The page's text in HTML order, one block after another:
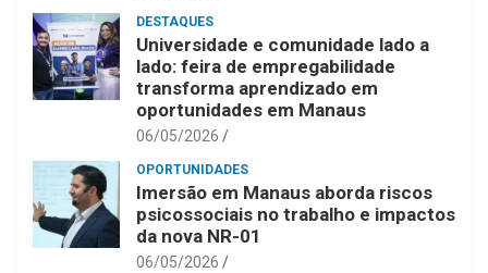
DESTAQUES
Universidade e comunidade lado a
lado: feira de empregabilidade
transforma aprendizado em
oportunidades em Manaus
06/05/2026
OPORTUNIDADES
Imersão em Manaus aborda riscos
psicossociais no trabalho e impactos
da nova NR-01
06/05/2026